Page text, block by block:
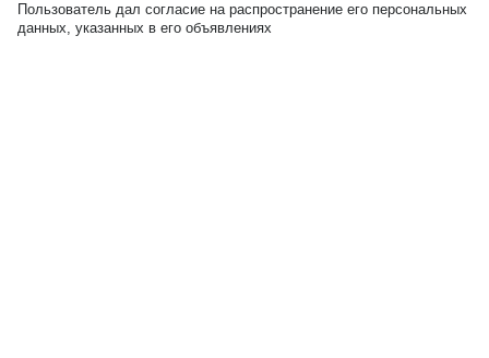
Пользователь дал согласие на распространение его персональных
данных, указанных в его объявлениях